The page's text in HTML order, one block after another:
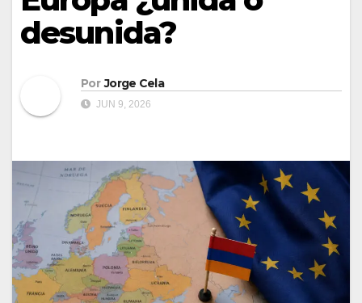
desunida?
Por Jorge Cela
JUN 9, 2026